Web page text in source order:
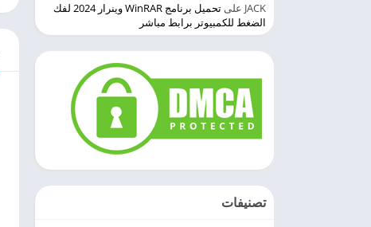
JACK على
تحميل برنامج WinRAR وينرار 2024 لفك
الضغط للكمبيوتر برابط مباشر
تصنيفات